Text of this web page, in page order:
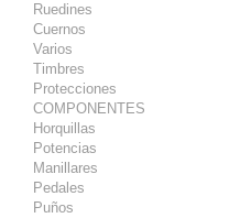
Ruedines
Cuernos
Varios
Timbres
Protecciones
COMPONENTES
Horquillas
Potencias
Manillares
Pedales
Puños